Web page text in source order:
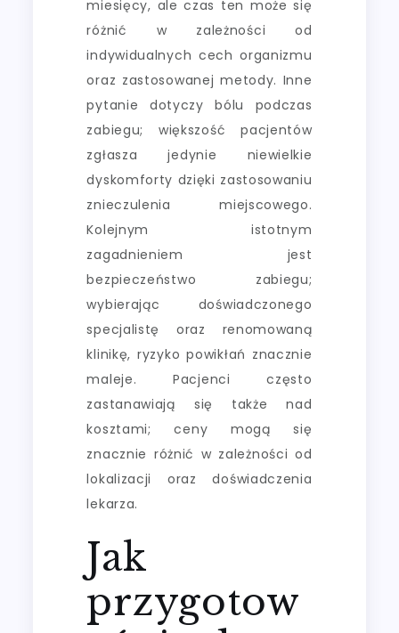
miesięcy, ale czas ten może się
różnić w zależności od
indywidualnych cech organizmu
oraz zastosowanej metody. Inne
pytanie dotyczy bólu podczas
zabiegu; większość pacjentów
zgłasza jedynie niewielkie
dyskomforty dzięki zastosowaniu
znieczulenia miejscowego.
Kolejnym istotnym
zagadnieniem jest
bezpieczeństwo zabiegu;
wybierając doświadczonego
specjalistę oraz renomowaną
klinikę, ryzyko powikłań znacznie
maleje. Pacjenci często
zastanawiają się także nad
kosztami; ceny mogą się
znacznie różnić w zależności od
lokalizacji oraz doświadczenia
lekarza.
Jak
przygotow